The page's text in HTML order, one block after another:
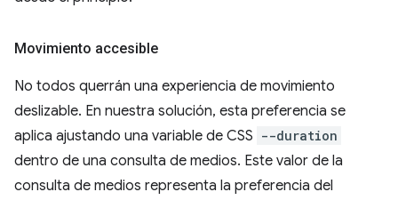
Movimiento accesible
No todos querrán una experiencia de movimiento
deslizable. En nuestra solución, esta preferencia se
aplica ajustando una variable de CSS --duration
dentro de una consulta de medios. Este valor de la
consulta de medios representa la preferencia del